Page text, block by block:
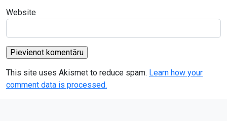
Website
This site uses Akismet to reduce spam. Learn how your
comment data is processed.